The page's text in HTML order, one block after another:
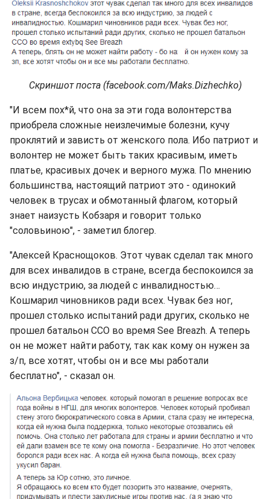
Скриншот поста (facebook.com/Maks.Dizhechko)
"И всем пох*й, что она за эти года волонтерства
приобрела сложные неизлечимые болезни, кучу
проклятий и зависть от женского пола. Ибо патриот и
волонтер не может быть таких красивым, иметь
платье, красивых дочек и верного мужа. По мнению
большинства, настоящий патриот это - одинокий
человек в трусах и обмотанный флагом, который
знает наизусть Кобзаря и говорит только
"соловьиною", - заметил блогер.
"Алексей Краснощоков. Этот чувак сделал так много
для всех инвалидов в стране, всегда беспокоился за
всю индустрию, за людей с инвалидностью…
Кошмарил чиновников ради всех. Чувак без ног,
прошел столько испытаний ради других, сколько не
прошел батальон ССО во время See Breazh. А теперь
он не может найти работу, так как кому он нужен за
з/п, все хотят, чтобы он и все мы работали
бесплатно", - сказал он.